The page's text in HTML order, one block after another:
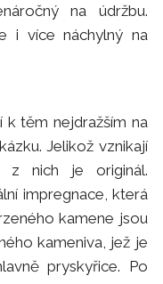
na údržbu.
i více náchylný na
k těm nejdražším na
Jelikož vznikají
z nich je originál.
impregnace, která
kamene jsou
kameniva, jež je
pryskyřice. Po